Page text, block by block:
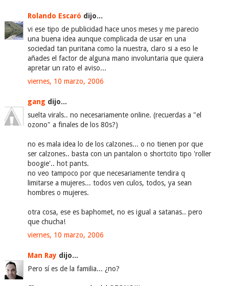
Rolando Escaró dijo...
vi ese tipo de publicidad hace unos meses y me parecio
una buena idea aunque complicada de usar en una
sociedad tan puritana como la nuestra, claro si a eso le
añades el factor de alguna mano involuntaria que quiera
apretar un rato el aviso...
viernes, 10 marzo, 2006
gang dijo...
suelta virals.. no necesariamente online. (recuerdas a "el
ozono" a finales de los 80s?)
no es mala idea lo de los calzones... o no tienen por que
ser calzones.. basta con un pantalon o shortcito tipo 'roller
boogie'.. hot pants.
no veo tampoco por que necesariamente tendira q
limitarse a mujeres... todos ven culos, todos, ya sean
hombres o mujeres.
otra cosa, ese es baphomet, no es igual a satanas.. pero
que chucha!
viernes, 10 marzo, 2006
Man Ray dijo...
Pero sí es de la familia... ¿no?